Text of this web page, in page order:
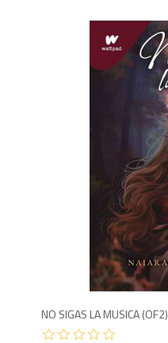
NO SIGAS LA MUSICA (OF2)